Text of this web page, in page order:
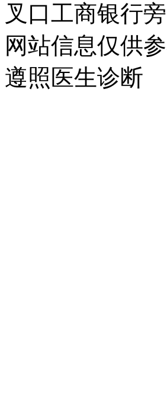
叉口工商银行旁
网站信息仅供
遵照医生诊断